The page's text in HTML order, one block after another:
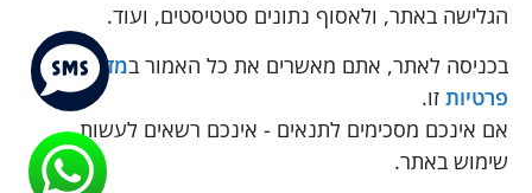
הגלישה באתר, ולאסוף נתונים סטטיסטים, ועוד.
בכניסה לאתר, אתם מאשרים את כל האמור במדיניות
פרטיות זו.
אם אינכם מסכימים לתנאים - אינכם רשאים לעשות
שימוש באתר.
שירות לקוחות
050-774-8845
הכחול 10 א.ת, כנות
pini.mixum@gmail.com